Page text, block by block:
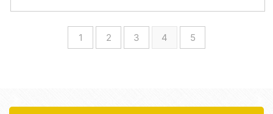
1 2 3 4 5